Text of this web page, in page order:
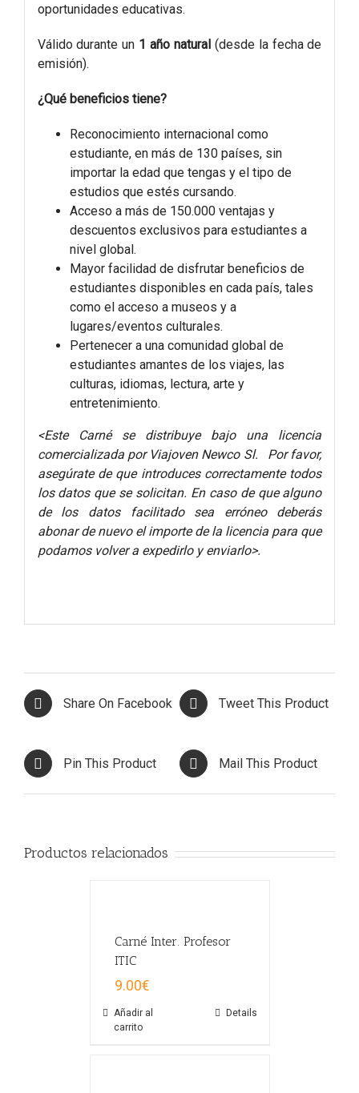
oportunidades educativas.
Válido durante un 1 año natural(desde la fecha de
emisión).
¿Qué beneficios tiene?
Reconocimiento internacional como
estudiante, en más de 130 países, sin
importar la edad que tengas y el tipo de
estudios que estés cursando.
Acceso a más de 150.000 ventajas y
descuentos exclusivos para estudiantes a
nivel global.
Mayor facilidad de disfrutar beneficios de
estudiantes disponibles en cada país, tales
como el acceso a museos y a
lugares/eventos culturales.
Pertenecer a una comunidad global de
estudiantes amantes de los viajes, las
culturas, idiomas, lectura, arte y
entretenimiento.
<Este Carné se distribuye bajo una licencia
comercializada por Viajoven Newco Sl. Por favor,
asegúrate de que introduces correctamente todos
los datos que se solicitan. En caso de que alguno
de los datos facilitado sea erróneo deberás
abonar de nuevo el importe de la licencia para que
podamos volver a expedirlo y enviarlo>.
Share On Facebook Tweet This Product
Pin This Product Mail This Product
Productos relacionados
Carné Inter. Profesor
ITIC
9.00€
Añadir al
carrito
Details